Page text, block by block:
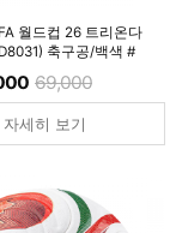
월드컵 26 트리온다
축구공/백색 #
69,000
자세히 보기